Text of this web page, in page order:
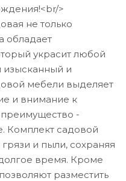
>
не только
обладает
украсит любой
изысканный и
мебели выделяет
и внимание к
-
Комплект садовой
и пыли, сохраняя
время. Кроме
разместить